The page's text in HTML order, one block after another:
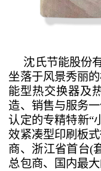
沈氏节能股份
坐落于风景秀丽
能型热交换器及
造、销售与服务
认定的专精特新“
效紧凑型印刷板
商、浙江省首台(
总包商、国内最